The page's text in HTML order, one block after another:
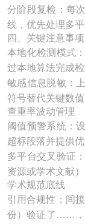
分阶段复检：每
线，优先处理多
四、关键注意事
本地化检测模式
过本地算法完成
敏感信息脱敏：
符号替代关键数值
查重率波动管理​
阈值预警系统：
超标段落并提供
多平台交叉验证
资源或学术文献
学术规范底线​
引用合规性：间
份）验证了……，